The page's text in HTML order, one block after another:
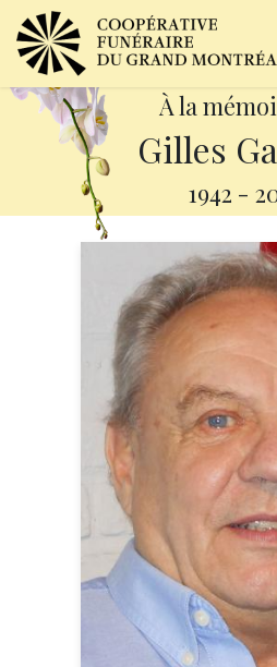
À la
Gilles
1942 -